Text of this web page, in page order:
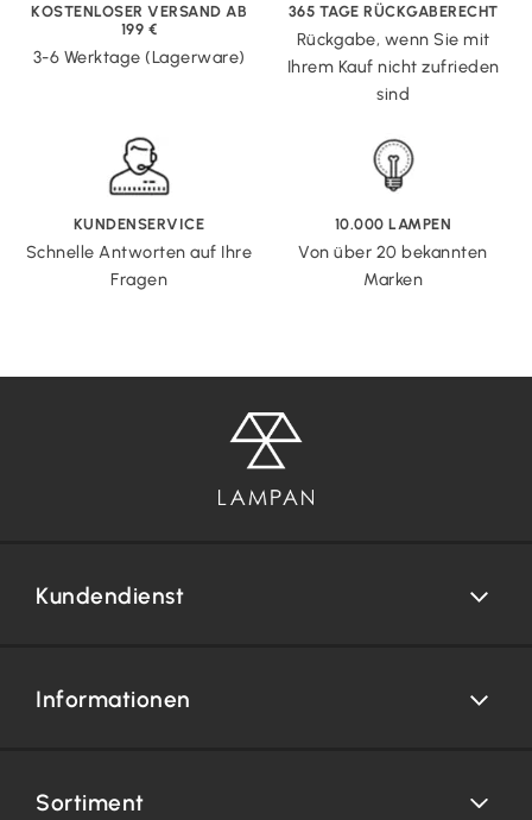
KOSTENLOSER VERSAND AB
199 €
3-6 Werktage (Lagerware)
365 TAGE RÜCKGABERECHT
Rückgabe, wenn Sie mit
Ihrem Kauf nicht zufrieden
sind
KUNDENSERVICE
Schnelle Antworten auf Ihre
Fragen
10.000 LAMPEN
Von über 20 bekannten
Marken
Kundendienst
Informationen
Sortiment